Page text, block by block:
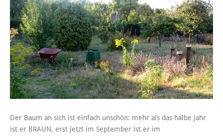
Der Baum an sich ist einfach unschön: mehr als das halbe Jahr
ist er BRAUN, erst jetzt im September ist er im